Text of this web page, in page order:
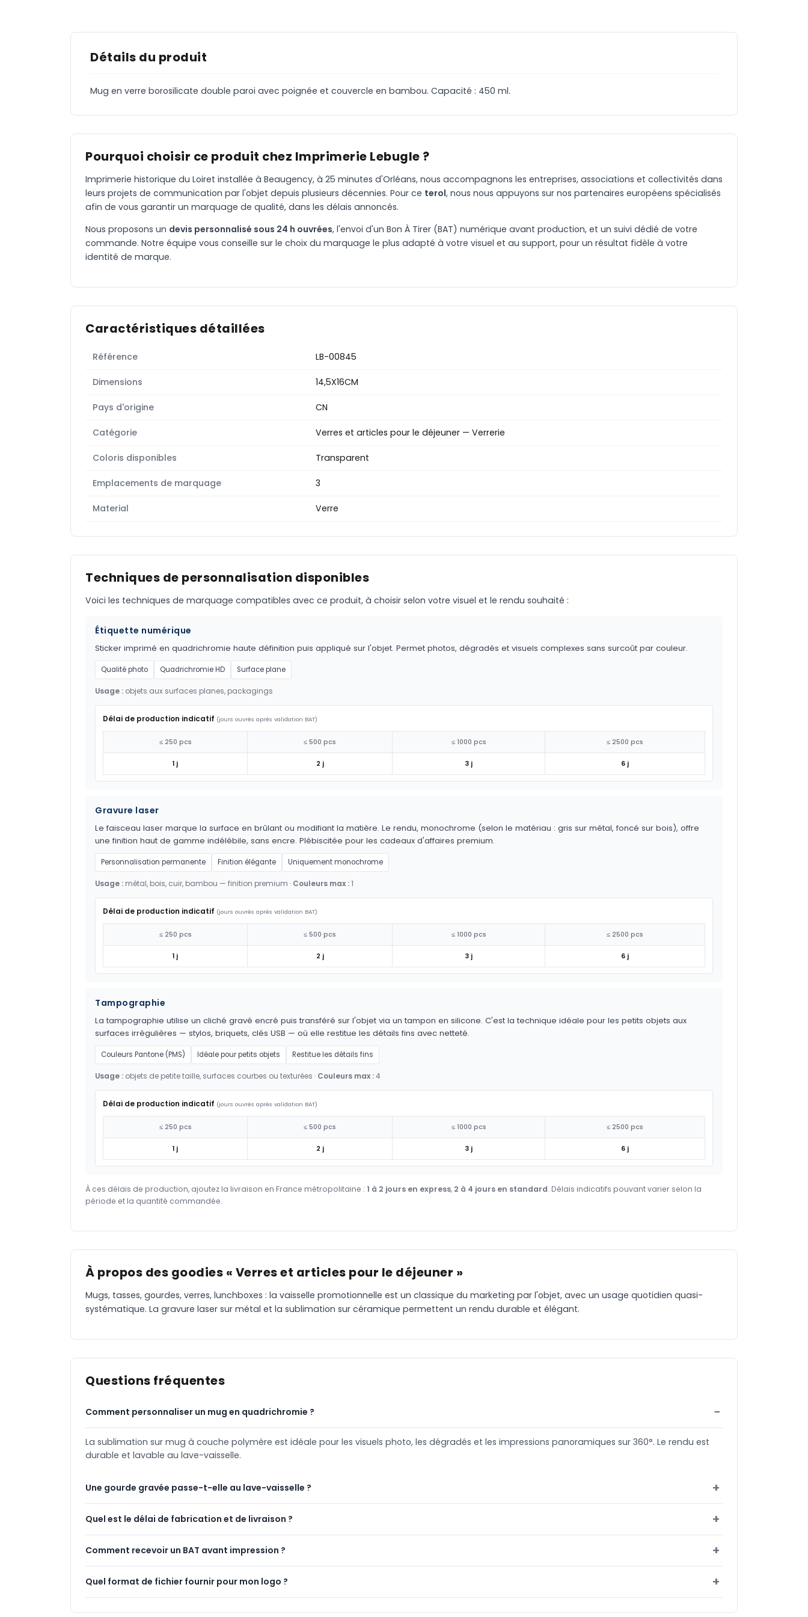
Détails du produit
Mug en verre borosilicate double paroi avec poignée et couvercle en bambou. Capacité : 450 ml.
Pourquoi choisir ce produit chez Imprimerie Lebugle ?
Imprimerie historique du Loiret installée à Beaugency, à 25 minutes d'Orléans, nous accompagnons les entreprises, associations et collectivités dans
leurs projets de communication par l'objet depuis plusieurs décennies. Pour ce terol, nous nous appuyons sur nos partenaires européens spécialisés
afin de vous garantir un marquage de qualité, dans les délais annoncés.
Nous proposons un devis personnalisé sous 24 h ouvrées, l'envoi d'un Bon À Tirer (BAT) numérique avant production, et un suivi dédié de votre
commande. Notre équipe vous conseille sur le choix du marquage le plus adapté à votre visuel et au support, pour un résultat fidèle à votre
identité de marque.
Caractéristiques détaillées
Référence LB-00845
Dimensions 14,5X16CM
Pays d'origine CN
Catégorie Verres et articles pour le déjeuner — Verrerie
Coloris disponibles Transparent
Emplacements de marquage 3
Material Verre
Techniques de personnalisation disponibles
Voici les techniques de marquage compatibles avec ce produit, à choisir selon votre visuel et le rendu souhaité :
Étiquette numérique
Sticker imprimé en quadrichromie haute définition puis appliqué sur l'objet. Permet photos, dégradés et visuels complexes sans surcoût par couleur.
Qualité photo Quadrichromie HD Surface plane
Usage : objets aux surfaces planes, packagings
Délai de production indicatif (jours ouvrés après validation BAT)
≤ 250 pcs ≤ 500 pcs ≤ 1000 pcs ≤ 2500 pcs
1 j 2 j 3 j 6 j
Gravure laser
Le faisceau laser marque la surface en brûlant ou modifiant la matière. Le rendu, monochrome (selon le matériau : gris sur métal, foncé sur bois), offre
une finition haut de gamme indélébile, sans encre. Plébiscitée pour les cadeaux d'affaires premium.
Personnalisation permanente Finition élégante Uniquement monochrome
Usage : métal, bois, cuir, bambou — finition premium · Couleurs max :1
Délai de production indicatif (jours ouvrés après validation BAT)
≤ 250 pcs ≤ 500 pcs ≤ 1000 pcs ≤ 2500 pcs
1 j 2 j 3 j 6 j
Tampographie
La tampographie utilise un cliché gravé encré puis transféré sur l'objet via un tampon en silicone. C'est la technique idéale pour les petits objets aux
surfaces irrégulières — stylos, briquets, clés USB — où elle restitue les détails fins avec netteté.
Couleurs Pantone (PMS) Idéale pour petits objets Restitue les détails fins
Usage : objets de petite taille, surfaces courbes ou texturées · Couleurs max :4
Délai de production indicatif (jours ouvrés après validation BAT)
≤ 250 pcs ≤ 500 pcs ≤ 1000 pcs ≤ 2500 pcs
1 j 2 j 3 j 6 j
À ces délais de production, ajoutez la livraison en France métropolitaine : 1 à 2 jours en express, 2 à 4 jours en standard. Délais indicatifs pouvant varier selon la
période et la quantité commandée.
À propos des goodies « Verres et articles pour le déjeuner »
Mugs, tasses, gourdes, verres, lunchboxes : la vaisselle promotionnelle est un classique du marketing par l'objet, avec un usage quotidien quasi-
systématique. La gravure laser sur métal et la sublimation sur céramique permettent un rendu durable et élégant.
Questions fréquentes
Comment personnaliser un mug en quadrichromie ?
La sublimation sur mug à couche polymère est idéale pour les visuels photo, les dégradés et les impressions panoramiques sur 360°. Le rendu est
durable et lavable au lave-vaisselle.
Une gourde gravée passe-t-elle au lave-vaisselle ?
Quel est le délai de fabrication et de livraison ?
Comment recevoir un BAT avant impression ?
Quel format de fichier fournir pour mon logo ?